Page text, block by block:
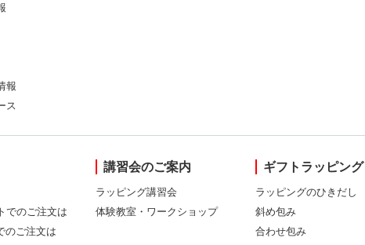
報
ス
でのご注文は
のご注文は
講習会のご案内
ラッピング講習会
体験教室・ワークショップ
ギフトラッピング
ラッピングのひきだし
斜め包み
合わせ包み